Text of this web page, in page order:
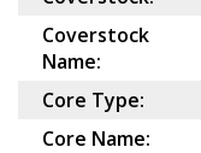
Coverstock
Name:
Core Type:
Core Name: